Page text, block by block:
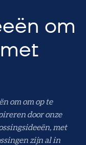
om
om om op te
door onze
met
zijn al in